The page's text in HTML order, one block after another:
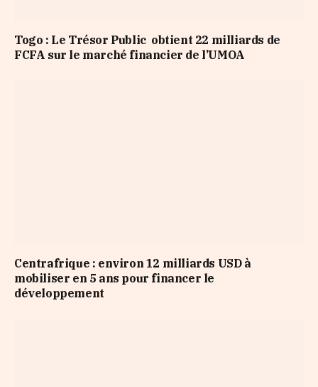
Togo : Le Trésor Public obtient 22 milliards de
FCFA sur le marché financier de l’UMOA
Centrafrique : environ 12 milliards USD à
mobiliser en 5 ans pour financer le
développement